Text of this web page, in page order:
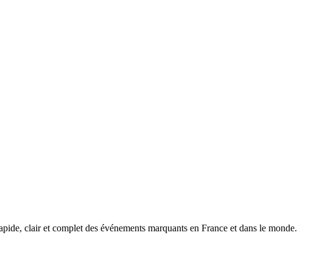
clair et complet des événements marquants en France et dans le monde.